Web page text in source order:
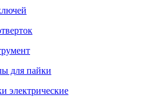
для пайки
электрические